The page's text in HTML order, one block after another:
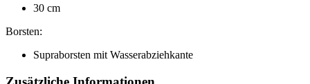
30 cm
Borsten:
Supraborsten mit Wasserabziehkante